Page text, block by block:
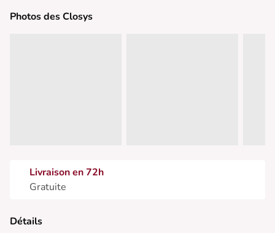
Photos des Closys
Livraison en 72h
Gratuite
Détails